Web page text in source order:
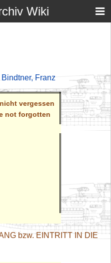
Wiki
Bindtner, Franz
vergessen
not forgotten
bzw. EINTRITT IN DIE